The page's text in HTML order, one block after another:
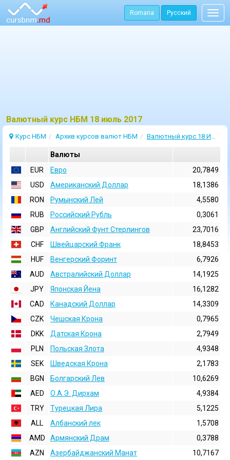
Romana Русский
Bалютный курс НБМ 18 июль 2017
Курс НБМ Архив курсов валют НБМ Валютный курс 18 Июль 2017
Валюты
EUR
Евро
20,7849
USD
Aмериканский Доллар
18,1386
RON
Румынский Лей
4,5580
RUB
Российский Рубль
0,3061
GBP
Английский Фунт Стерлингов
23,7016
CHF
Швейцарский Франк
18,8453
HUF
Венгерский Форинт
6,7926
AUD
Австралийский Доллар
14,1925
JPY
Японская Йена
16,1282
CAD
Канадский Доллар
14,3309
CZK
Чешская Крона
0,7965
DKK
Датская Крона
2,7949
PLN
Польская Злота
4,9348
SEK
Шведская Крона
2,1783
BGN
Болгарский Лев
10,6269
AED
О.А.Э. Дирхам
4,9384
TRY
Турецкая Лира
5,1225
ALL
Албанский лек
1,5708
AMD
Армянский Драм
0,3788
AZN
Азербайджанский Манат 10,7167